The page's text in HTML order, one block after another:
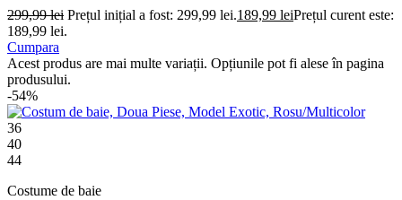
299,99lei Prețul inițial a fost: 299,99 lei.189,99 leiPrețul curent este:
189,99 lei.
Cumpara
Acest produs are mai multe variații. Opțiunile pot fi alese în pagina
produsului.
-54%
36
40
44
Costume de baie